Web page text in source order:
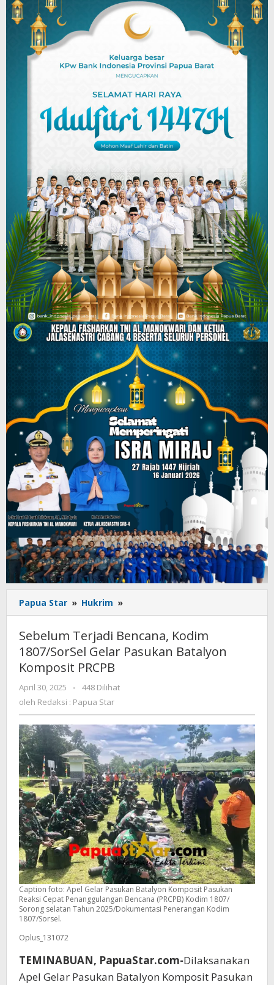
Papua Star » Hukrim »
Terjadi
Kodim
1807/SorSel
PRCPB
Sebelum Terjadi Bencana, Kodim
1807/SorSel Gelar Pasukan Batalyon
Komposit PRCPB
April 30, 2025
oleh
Redaksi
Star
-
448 Dilihat
oleh Redaksi : Papua Star
Caption foto: Apel Gelar Pasukan Batalyon Komposit Pasukan
Reaksi Cepat Penanggulangan Bencana (PRCPB) Kodim 1807/
Sorong selatan Tahun 2025/Dokumentasi Penerangan Kodim
1807/Sorsel.
Oplus_131072
TEMINABUAN, PapuaStar.com-Dilaksanakan
Apel Gelar Pasukan Batalyon Komposit Pasukan